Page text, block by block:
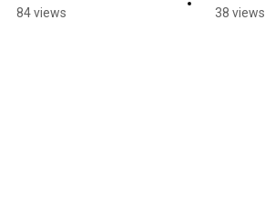
84 views 38 views